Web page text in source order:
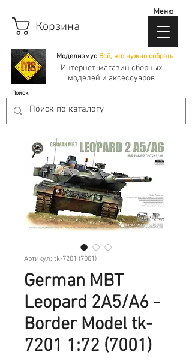
Моделизмус Всё, что нужно собрать
Корзина
Интернет-магазин сборных
моделей и аксессуаров
Поиск:
Меню
Артикул: tk-7201 (7001)
German MBT
Leopard 2A5/A6 -
Border Model tk-
7201 1:72 (7001)